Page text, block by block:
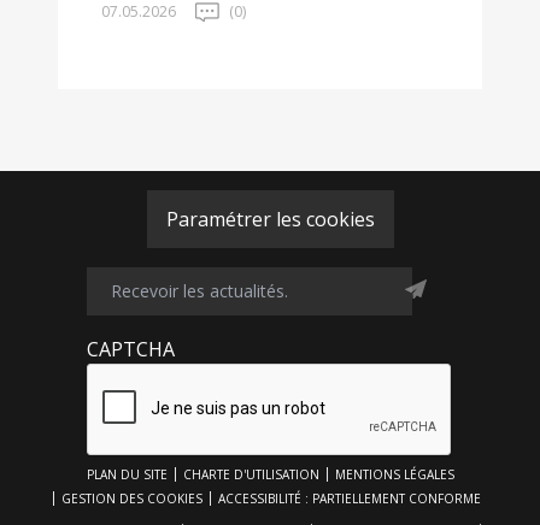
07.05.2026 (0)
Top
PLAN DU SITE CHARTE D'UTILISATION
MENTIONS LÉGALES
GESTION DES COOKIES
ACCESSIBILITÉ : PARTIELLEMENT CONFORME
Paramétrer les cookies
CAPTCHA